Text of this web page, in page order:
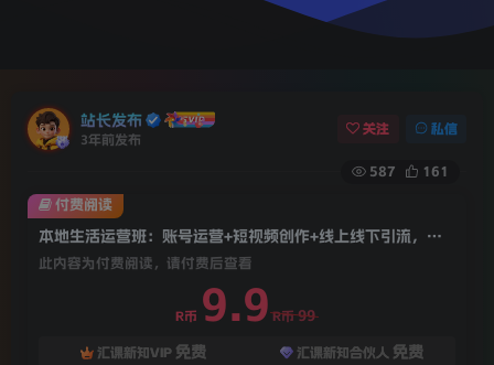
站长发布
3年前发布
关注 私信
587 161
本地生活运营班：账号运营+短视频创作+线上线下引流，商家老板必看
此内容为付费阅读，请付费后查看
R币 9.9 R币 99
汇课新知VIP 免费 汇课新知合伙人 免费
付费阅读